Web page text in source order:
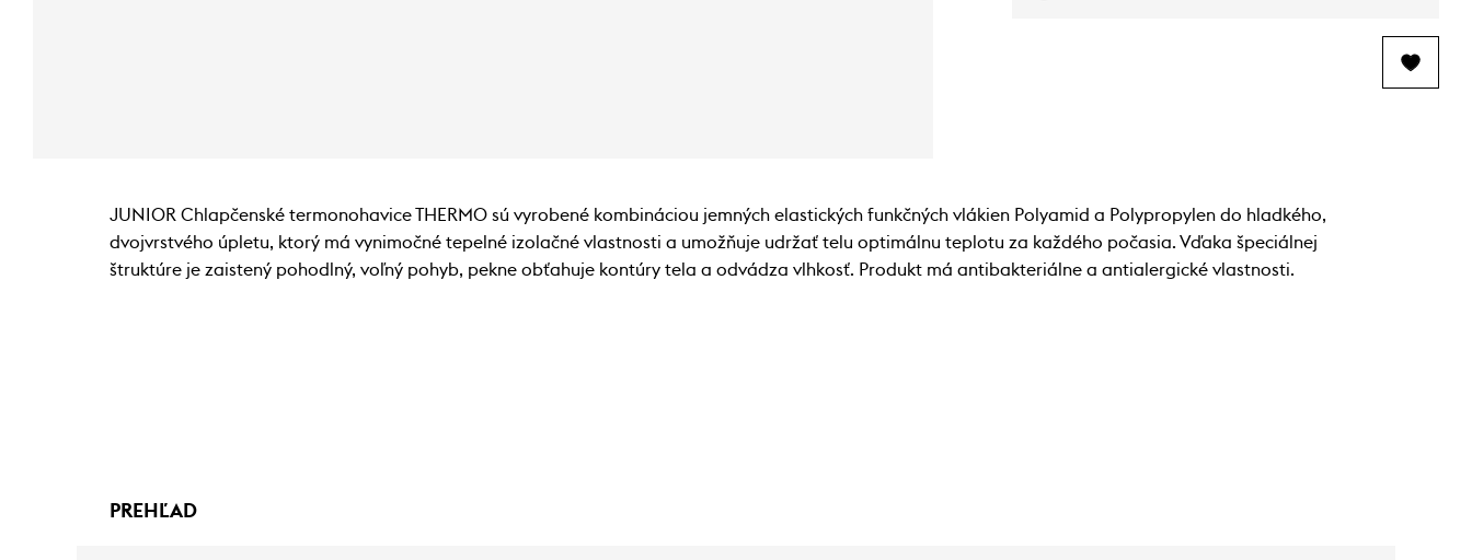
JUNIOR Chlapčenské termonohavice THERMO sú vyrobené kombináciou jemných elastických funkčných vlákien Polyamid a Polypropylen do hladkého,
dvojvrstvého úpletu, ktorý má vynimočné tepelné izolačné vlastnosti a umožňuje udržať telu optimálnu teplotu za každého počasia. Vďaka špeciálnej
štruktúre je zaistený pohodlný, voľný pohyb, pekne obťahuje kontúry tela a odvádza vlhkosť. Produkt má antibakteriálne a antialergické vlastnosti.
PREHĽAD